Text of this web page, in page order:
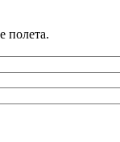
полета.